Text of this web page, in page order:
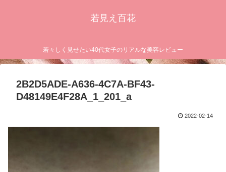
若見え百花
若々しく見せたい40代女子のリアルな美容レビュー
2B2D5ADE-A636-4C7A-BF43-
D48149E4F28A_1_201_a
2022-02-14